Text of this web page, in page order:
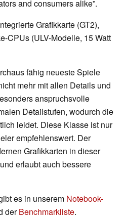
and consumers alike”.
Grafikkarte (GT2),
CPUs (ULV-Modelle, 15 Watt
fähig neueste Spiele
mehr mit allen Details und
anspruchsvolle
Detailstufen, wodurch die
leidet. Diese Klasse ist nur
empfehlenswert. Der
Grafikkarten in dieser
erlaubt auch bessere
es in unserem Notebook-
derBenchmarkliste.